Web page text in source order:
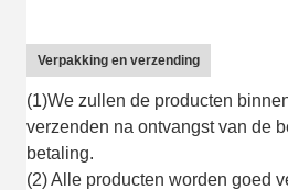
Verpakking en verzending
(1)We zullen de producten
verzenden na ontvangst van de
betaling.
(2) Alle producten worden goed